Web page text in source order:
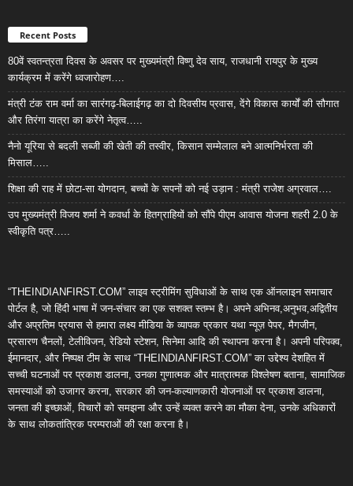
Recent Posts
80वें स्वतन्त्रता दिवस के अवसर पर मुख्यमंत्री विष्णु देव साय, राजधानी रायपुर के मुख्य
कार्यक्रम में करेंगे ध्वजारोहण….
मंत्री टंक राम वर्मा का सारंगढ़-बिलाईगढ़ का दो दिवसीय प्रवास, देंगे विकास कार्यों की सौगात
और तिरंगा यात्रा का करेंगे नेतृत्व…..
नैनो यूरिया से बदली सब्जी की खेती की तस्वीर, किसान सम्मेलाल बने आत्मनिर्भरता की
मिसाल…..
शिक्षा की राह में छोटा-सा योगदान, बच्चों के सपनों को नई उड़ान : मंत्री राजेश अग्रवाल….
उप मुख्यमंत्री विजय शर्मा ने कवर्धा के हितग्राहियों को सौंपे पीएम आवास योजना शहरी 2.0 के
स्वीकृति पत्र…..
“THEINDIANFIRST.COM” लाइव स्ट्रीमिंग सुविधाओं के साथ एक ऑनलाइन समाचार
पोर्टल है, जो हिंदी भाषा में जन-संचार का एक सशक्त स्तम्भ है। अपने अभिनव,अनुभव,अद्वितीय
और अप्रतिम प्रयास से हमारा लक्ष्य मीडिया के व्यापक प्रकार यथा न्यूज़ पेपर, मैगजीन,
प्रसारण चैनलों, टेलीविजन, रेडियो स्टेशन, सिनेमा आदि की स्थापना करना है। अपनी परिपक्व,
ईमानदार, और निष्पक्ष टीम के साथ “THEINDIANFIRST.COM” का उद्देश्य देशहित में
सच्ची घटनाओं पर प्रकाश डालना, उनका गुणात्मक और मात्रात्मक विश्लेषण बताना, सामाजिक
समस्याओं को उजागर करना, सरकार की जन-कल्याणकारी योजनाओं पर प्रकाश डालना,
जनता की इच्छाओं, विचारों को समझना और उन्हें व्यक्त करने का मौका देना, उनके अधिकारों
के साथ लोकतांत्रिक परम्पराओं की रक्षा करना है।